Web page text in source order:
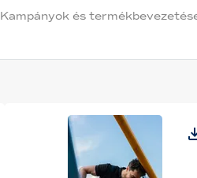
Kampányok és